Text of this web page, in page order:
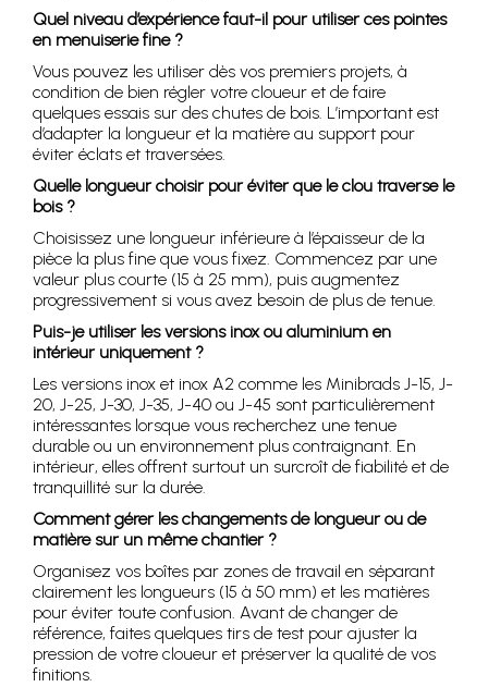
Quel niveau d’expérience faut-il pour utiliser ces pointes
en menuiserie fine ?
Vous pouvez les utiliser dès vos premiers projets, à
condition de bien régler votre cloueur et de faire
quelques essais sur des chutes de bois. L’important est
d’adapter la longueur et la matière au support pour
éviter éclats et traversées.
Quelle longueur choisir pour éviter que le clou traverse le
bois ?
Choisissez une longueur inférieure à l’épaisseur de la
pièce la plus fine que vous fixez. Commencez par une
valeur plus courte (15 à 25 mm), puis augmentez
progressivement si vous avez besoin de plus de tenue.
Puis-je utiliser les versions inox ou aluminium en
intérieur uniquement ?
Les versions inox et inox A2 comme les Minibrads J-15, J-
20, J-25, J-30, J-35, J-40 ou J-45 sont particulièrement
intéressantes lorsque vous recherchez une tenue
durable ou un environnement plus contraignant. En
intérieur, elles offrent surtout un surcroît de fiabilité et de
tranquillité sur la durée.
Comment gérer les changements de longueur ou de
matière sur un même chantier ?
Organisez vos boîtes par zones de travail en séparant
clairement les longueurs (15 à 50 mm) et les matières
pour éviter toute confusion. Avant de changer de
référence, faites quelques tirs de test pour ajuster la
pression de votre cloueur et préserver la qualité de vos
finitions.